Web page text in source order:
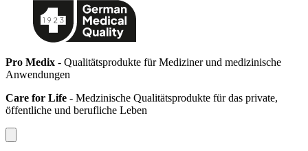
Pro Medix - Qualitätsprodukte für Mediziner und medizinische
Anwendungen
Care for Life - Medzinische Qualitätsprodukte für das private,
öffentliche und berufliche Leben